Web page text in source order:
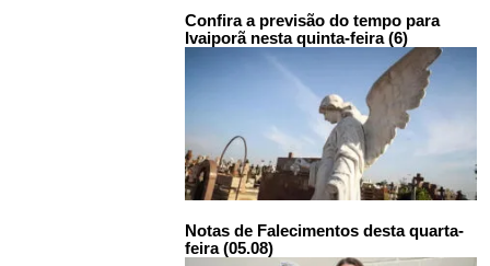
Confira a previsão do tempo para
Ivaiporã nesta quinta-feira (6)
Notas de Falecimentos desta quarta-
feira (05.08)